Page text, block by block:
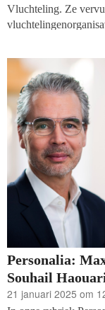
Vluchteling. Ze
chronisch ziek zijn
Personalia:
Souhail
21 januari 2025 om